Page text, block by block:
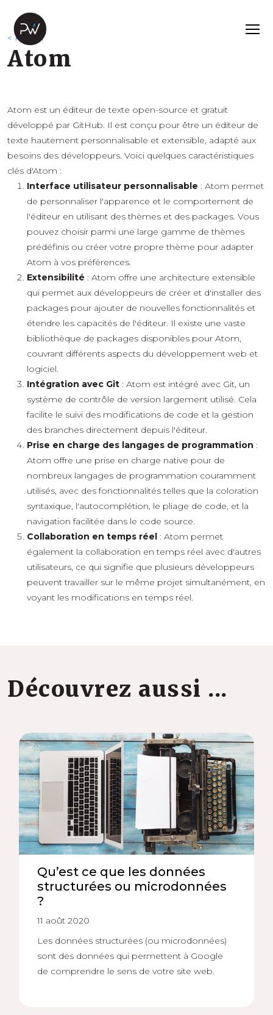
< Retour
Atom
Atom est un éditeur de texte open-source et gratuit
développé par GitHub. Il est conçu pour être un éditeur de
texte hautement personnalisable et extensible, adapté aux
besoins des développeurs. Voici quelques caractéristiques
clés d'Atom :
Interface utilisateur personnalisable : Atom permet
de personnaliser l'apparence et le comportement de
l'éditeur en utilisant des thèmes et des packages. Vous
pouvez choisir parmi une large gamme de thèmes
prédéfinis ou créer votre propre thème pour adapter
Atom à vos préférences.
Extensibilité : Atom offre une architecture extensible
qui permet aux développeurs de créer et d'installer des
packages pour ajouter de nouvelles fonctionnalités et
étendre les capacités de l'éditeur. Il existe une vaste
bibliothèque de packages disponibles pour Atom,
couvrant différents aspects du développement web et
logiciel.
Intégration avec Git : Atom est intégré avec Git, un
système de contrôle de version largement utilisé. Cela
facilite le suivi des modifications de code et la gestion
des branches directement depuis l'éditeur.
Prise en charge des langages de programmation :
Atom offre une prise en charge native pour de
nombreux langages de programmation couramment
utilisés, avec des fonctionnalités telles que la coloration
syntaxique, l'autocomplétion, le pliage de code, et la
navigation facilitée dans le code source.
Collaboration en temps réel : Atom permet
également la collaboration en temps réel avec d'autres
utilisateurs, ce qui signifie que plusieurs développeurs
peuvent travailler sur le même projet simultanément, en
voyant les modifications en temps réel.
Découvrez aussi ...
Qu’est ce que les données
structurées ou microdonnées
?
11 août 2020
Les données structurées (ou microdonnées)
sont des données qui permettent à Google
de comprendre le sens de votre site web.